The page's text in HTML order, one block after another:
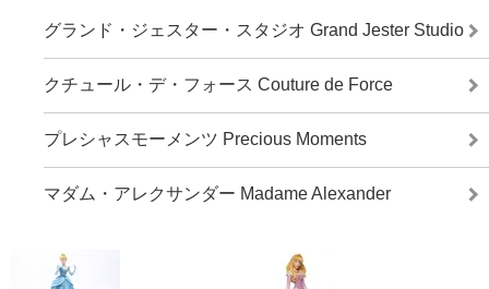
グランド・ジェスター・スタジオ Grand Jester Studio
クチュール・デ・フォース Couture de Force
プレシャスモーメンツ Precious Moments
マダム・アレクサンダー Madame Alexander